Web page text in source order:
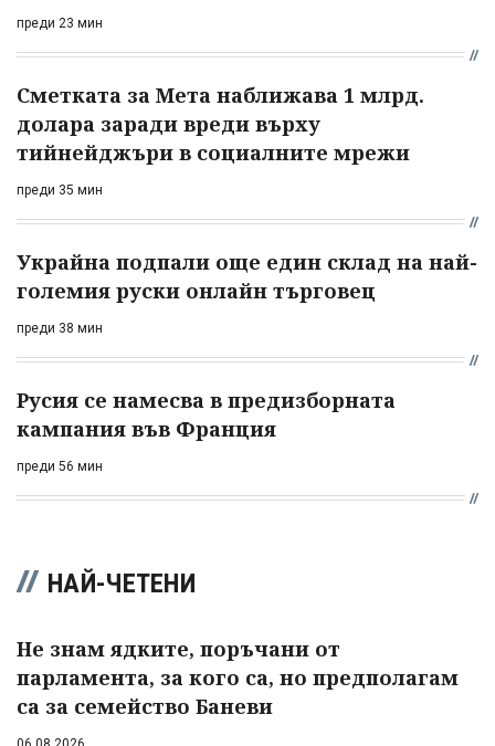
преди 23 мин
Сметката за Мета наближава 1 млрд.
долара заради вреди върху
тийнейджъри в социалните мрежи
преди 35 мин
Украйна подпали още един склад на най-
големия руски онлайн търговец
преди 38 мин
Русия се намесва в предизборната
кампания във Франция
преди 56 мин
НАЙ-ЧЕТЕНИ
Не знам ядките, поръчани от
парламента, за кого са, но предполагам
са за семейство Баневи